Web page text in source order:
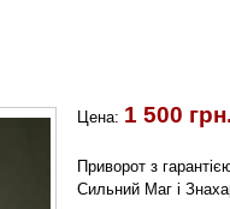
Цена: 1 500 грн.
Приворот з
Сильний Маг і